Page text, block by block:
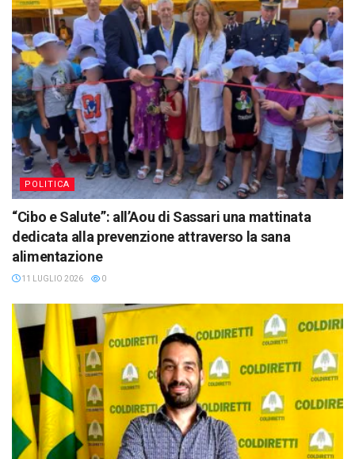
POLITICA
“Cibo e Salute”: all’Aou di Sassari una mattinata
dedicata alla prevenzione attraverso la sana
alimentazione
11 LUGLIO 2026 0